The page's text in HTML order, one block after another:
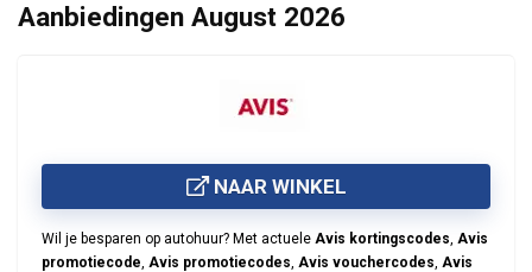
Aanbiedingen August 2026
NAAR WINKEL
Wil je besparen op autohuur? Met actuele Avis kortingscodes, Avis
promotiecode, Avis promotiecodes, Avis vouchercodes, Avis